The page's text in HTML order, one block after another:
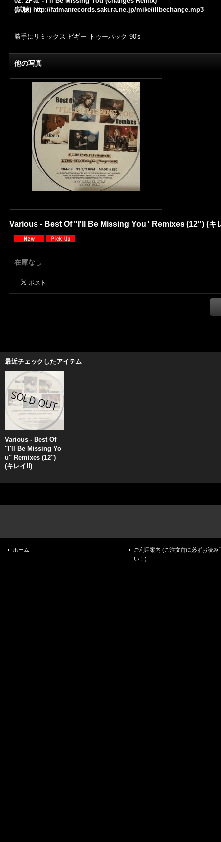
(試聴) http://fatmanrecords.sakura.ne.jp/mike/illbechange.mp3
勝手にリミックス ビギー トゥーパック 90's
他の写真
Various - Best Of "I'll Be Missing You" Remixes (12'') (キ
在庫なし
最近チェックしたアイテム
Various - Best Of
"I'll Be Missing Yo
u" Remixes (12'')
(キレイ!!)
ホーム
ご利用案内 (ご注文前に必ずお読み
い！)